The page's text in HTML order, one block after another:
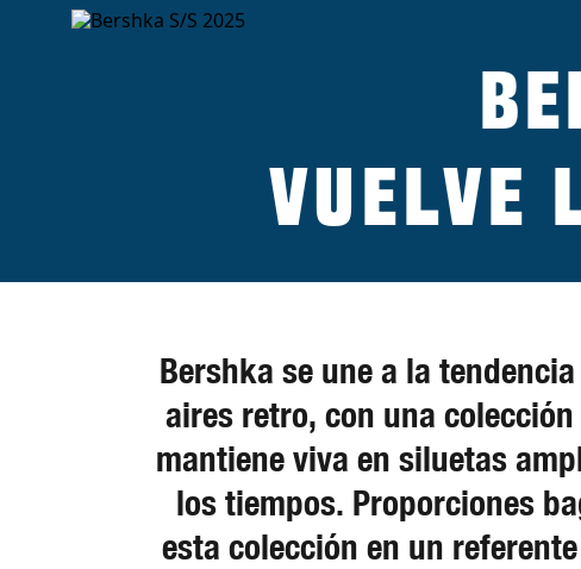
Vuelve
Bershka se une a la
aires retro, con una
mantiene viva en siluetas
los tiempos. Proporciones
esta colección en un